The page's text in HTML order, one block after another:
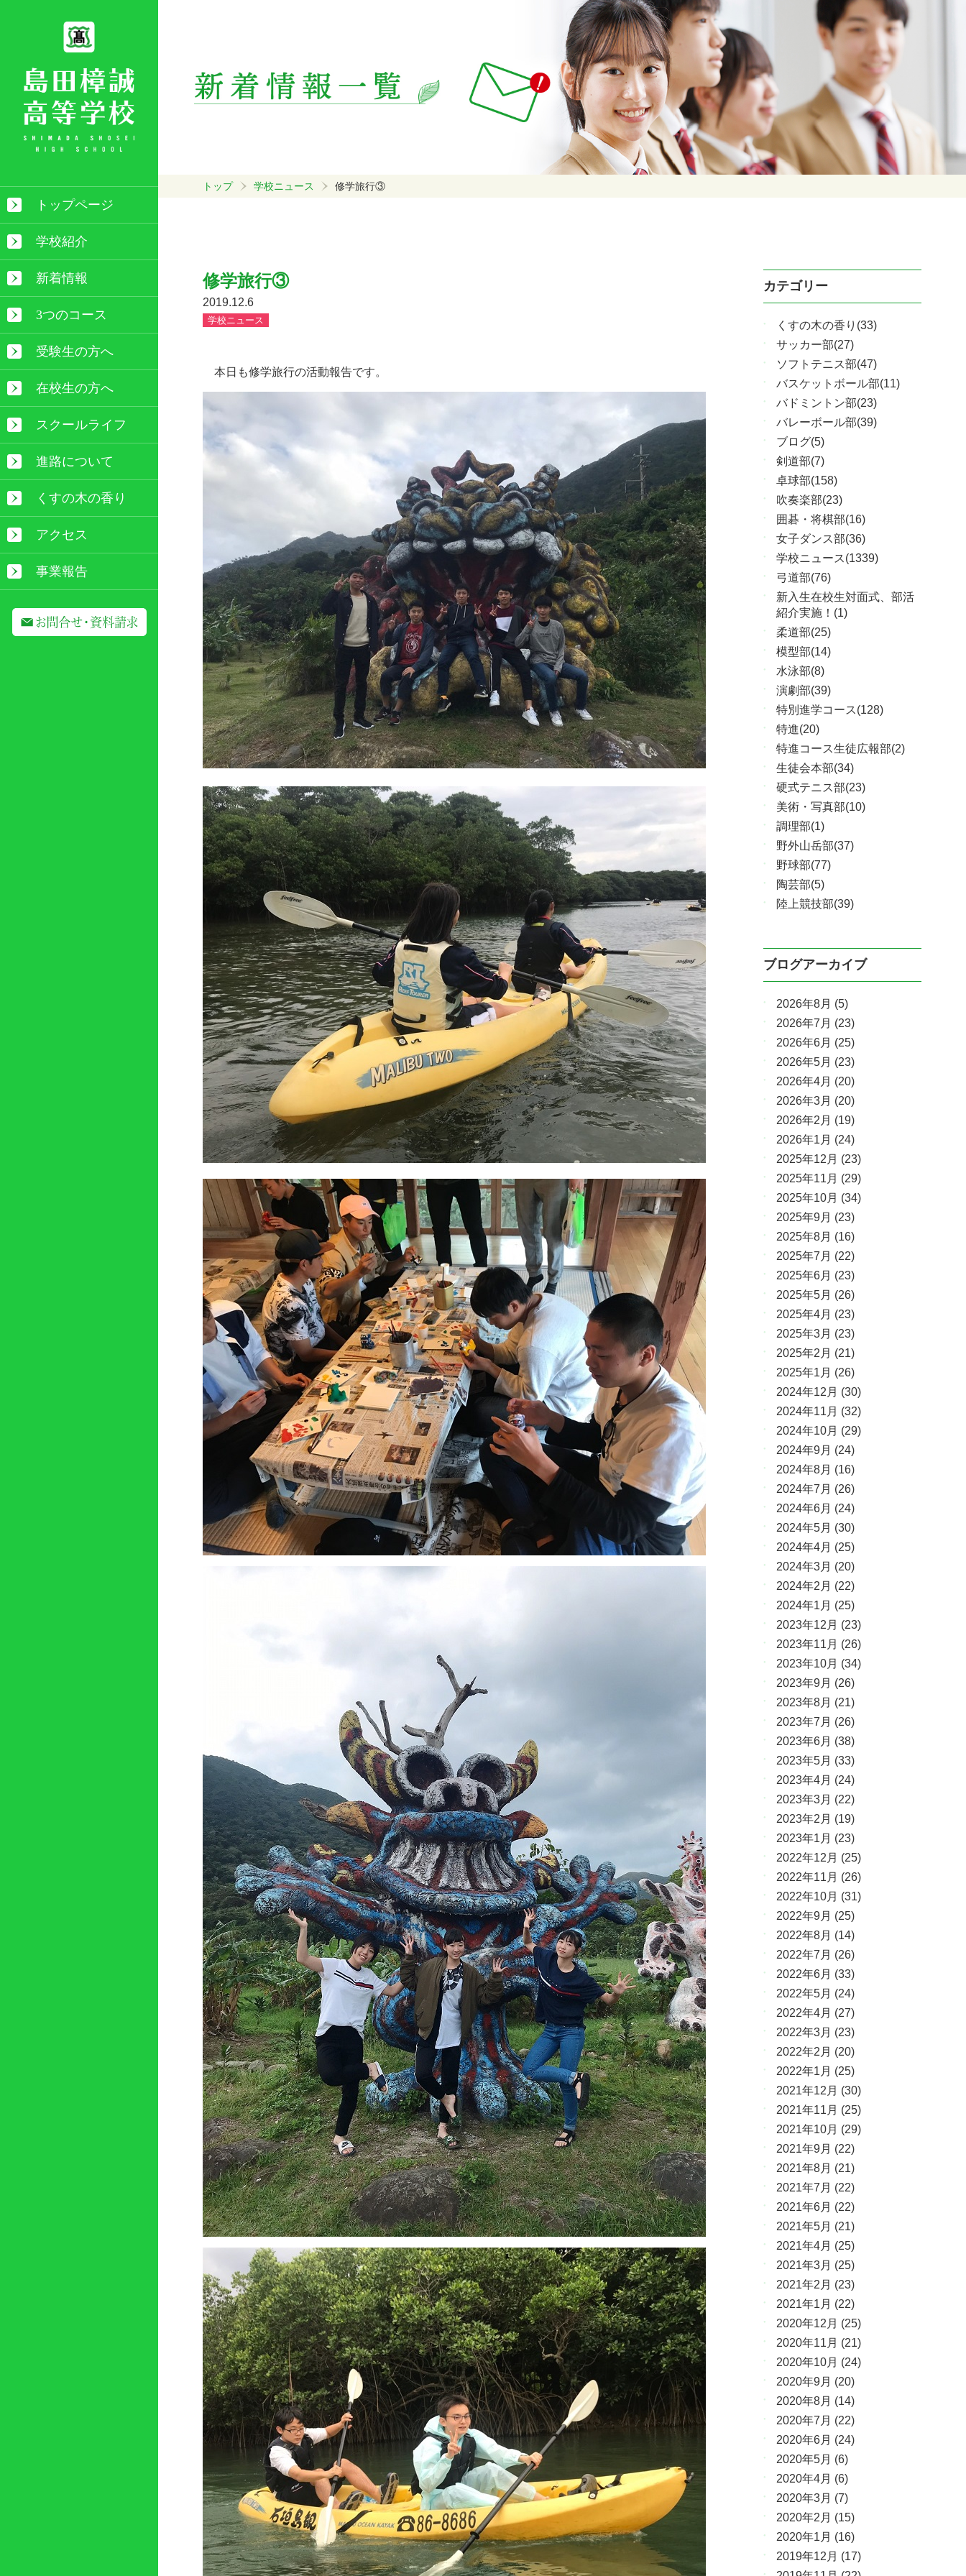
トップページ
学校紹介
新着情報
3つのコース
受験生の方へ
在校生の方へ
スクールライフ
進路について
くすの木の香り
アクセス
事業報告
トップ 学校ニュース 修学旅行③
修学旅行③
2019.12.6
学校ニュース
本日も修学旅行の活動報告です。
カテゴリー
くすの木の香り(33)
サッカー部(27)
ソフトテニス部(47)
バスケットボール部(11)
バドミントン部(23)
バレーボール部(39)
ブログ(5)
剣道部(7)
卓球部(158)
吹奏楽部(23)
囲碁・将棋部(16)
女子ダンス部(36)
学校ニュース(1339)
弓道部(76)
新入生在校生対面式、部活
紹介実施！(1)
柔道部(25)
模型部(14)
水泳部(8)
演劇部(39)
特別進学コース(128)
特進(20)
特進コース生徒広報部(2)
生徒会本部(34)
硬式テニス部(23)
美術・写真部(10)
調理部(1)
野外山岳部(37)
野球部(77)
陶芸部(5)
陸上競技部(39)
ブログアーカイブ
2026年8月 (5)
2026年7月 (23)
2026年6月 (25)
2026年5月 (23)
2026年4月 (20)
2026年3月 (20)
2026年2月 (19)
2026年1月 (24)
2025年12月 (23)
2025年11月 (29)
2025年10月 (34)
2025年9月 (23)
2025年8月 (16)
2025年7月 (22)
2025年6月 (23)
2025年5月 (26)
2025年4月 (23)
2025年3月 (23)
2025年2月 (21)
2025年1月 (26)
2024年12月 (30)
2024年11月 (32)
2024年10月 (29)
2024年9月 (24)
2024年8月 (16)
2024年7月 (26)
2024年6月 (24)
2024年5月 (30)
2024年4月 (25)
2024年3月 (20)
2024年2月 (22)
2024年1月 (25)
2023年12月 (23)
2023年11月 (26)
2023年10月 (34)
2023年9月 (26)
2023年8月 (21)
2023年7月 (26)
2023年6月 (38)
2023年5月 (33)
2023年4月 (24)
2023年3月 (22)
2023年2月 (19)
2023年1月 (23)
2022年12月 (25)
2022年11月 (26)
2022年10月 (31)
2022年9月 (25)
2022年8月 (14)
2022年7月 (26)
2022年6月 (33)
2022年5月 (24)
2022年4月 (27)
2022年3月 (23)
2022年2月 (20)
2022年1月 (25)
2021年12月 (30)
2021年11月 (25)
2021年10月 (29)
2021年9月 (22)
2021年8月 (21)
2021年7月 (22)
2021年6月 (22)
2021年5月 (21)
2021年4月 (25)
2021年3月 (25)
2021年2月 (23)
2021年1月 (22)
2020年12月 (25)
2020年11月 (21)
2020年10月 (24)
2020年9月 (20)
2020年8月 (14)
2020年7月 (22)
2020年6月 (24)
2020年5月 (6)
2020年4月 (6)
2020年3月 (7)
2020年2月 (15)
2020年1月 (16)
2019年12月 (17)